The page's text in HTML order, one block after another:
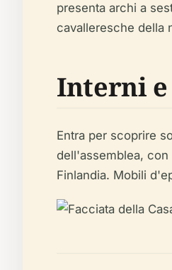
presenta archi a
cavalleresche della
Interni
Entra per scoprire
dell'assemblea,
Finlandia. Mobili